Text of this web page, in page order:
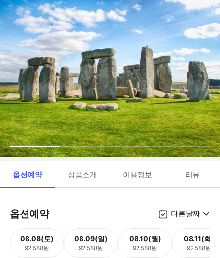
옵션예약 상품소개 이용정보 리뷰
옵션예약 다른날짜
08.08(토)
92,588원
08.09(일)
92,588원
08.10(월)
92,588원
08.11(화)
92,588원